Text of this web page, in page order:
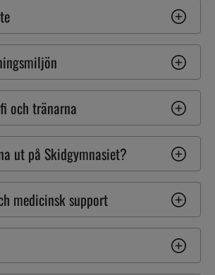
och tränarna
ut på Skidgymnasiet?
medicinsk support